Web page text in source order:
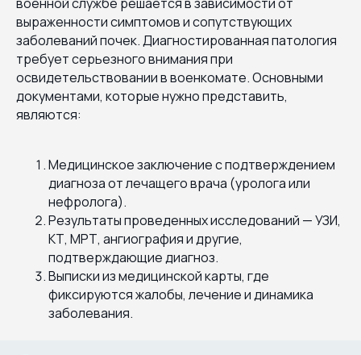
выраженности симптомов и сопутствующих
заболеваний почек. Диагностированная патология
требует серьезного внимания при
освидетельствовании в военкомате. Основными
документами, которые нужно представить,
являются:
Медицинское заключение с подтверждением
диагноза от лечащего врача (уролога или
нефролога).
Результаты проведенных исследований — УЗИ,
КТ, МРТ, ангиография и другие,
подтверждающие диагноз.
Выписки из медицинской карты, где
фиксируются жалобы, лечение и динамика
заболевания.